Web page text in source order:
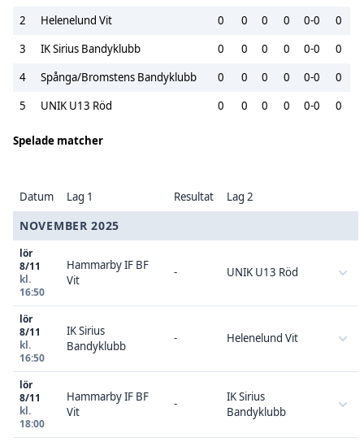
2
Helenelund Vit 0 0 0 0 0-0
0
3
IK Sirius Bandyklubb 0 0 0 0 0-0
0
4
Spånga/Bromstens Bandyklubb 0 0 0 0 0-0
0
5
UNIK U13 Röd 0 0 0 0 0-0 0
Spelade matcher
Datum Lag 1 Resultat Lag 2
NOVEMBER 2025
lör
8/11
kl.
16:50
Hammarby IF BF
Vit
- UNIK U13 Röd
lör
8/11
kl.
16:50
IK Sirius
Bandyklubb
- Helenelund Vit
lör
8/11
kl.
18:00
Hammarby IF BF
Vit
-
IK Sirius
Bandyklubb